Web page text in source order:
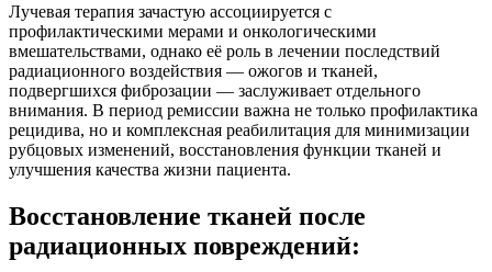
Лучевая терапия зачастую ассоциируется с
профилактическими мерами и онкологическими
вмешательствами, однако её роль в лечении последствий
радиационного воздействия — ожогов и тканей,
подвергшихся фиброзации — заслуживает отдельного
внимания. В период ремиссии важна не только профилактика
рецидива, но и комплексная реабилитация для минимизации
рубцовых изменений, восстановления функции тканей и
улучшения качества жизни пациента.
Восстановление тканей после
радиационных повреждений: